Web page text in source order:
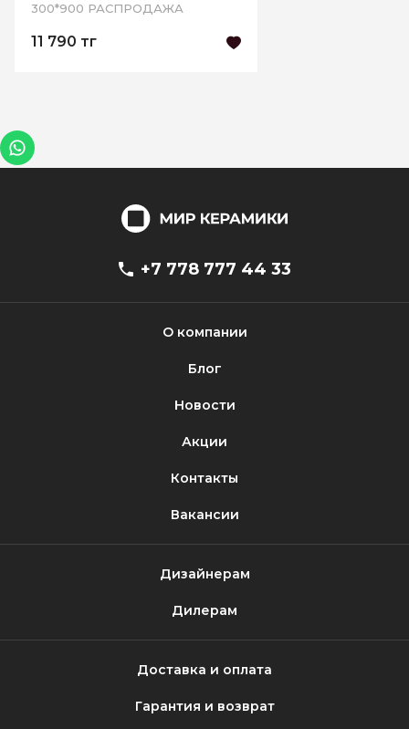
300*900 РАСПРОДАЖА
11 790 тг
+7 778 777 44 33
О компании
Блог
Новости
Акции
Контакты
Вакансии
Дизайнерам
Дилерам
Доставка и оплата
Гарантия и возврат